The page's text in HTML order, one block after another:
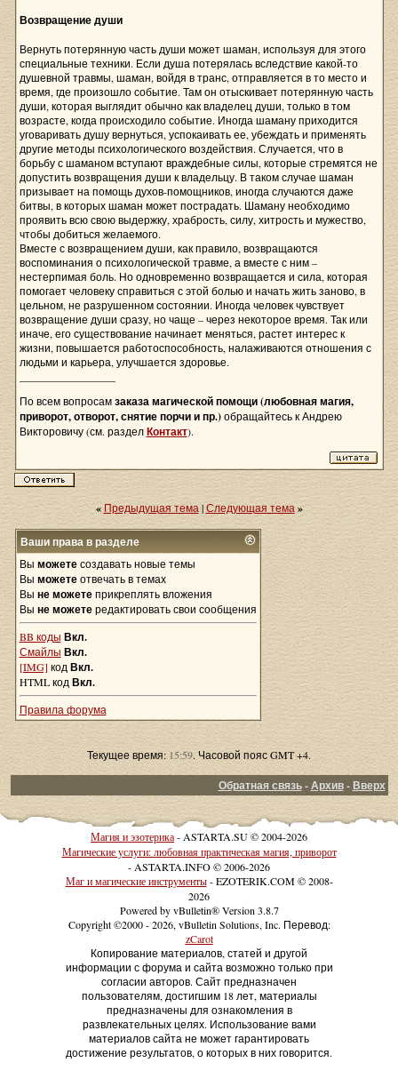
Возвращение души
Вернуть потерянную часть души может шаман, используя для этого
специальные техники. Если душа потерялась вследствие какой-то
душевной травмы, шаман, войдя в транс, отправляется в то место и
время, где произошло событие. Там он отыскивает потерянную часть
души, которая выглядит обычно как владелец души, только в том
возрасте, когда происходило событие. Иногда шаману приходится
уговаривать душу вернуться, успокаивать ее, убеждать и применять
другие методы психологического воздействия. Случается, что в
борьбу с шаманом вступают враждебные силы, которые стремятся не
допустить возвращения души к владельцу. В таком случае шаман
призывает на помощь духов-помощников, иногда случаются даже
битвы, в которых шаман может пострадать. Шаману необходимо
проявить всю свою выдержку, храбрость, силу, хитрость и мужество,
чтобы добиться желаемого.
Вместе с возвращением души, как правило, возвращаются
воспоминания о психологической травме, а вместе с ним –
нестерпимая боль. Но одновременно возвращается и сила, которая
помогает человеку справиться с этой болью и начать жить заново, в
цельном, не разрушенном состоянии. Иногда человек чувствует
возвращение души сразу, но чаще – через некоторое время. Так или
иначе, его существование начинает меняться, растет интерес к
жизни, повышается работоспособность, налаживаются отношения с
людьми и карьера, улучшается здоровье.
По всем вопросамзаказа магической помощи (любовная магия,
приворот, отворот, снятие порчи и пр.)обращайтесь к Андрею
Викторовичу (см. разделКонтакт).
«Предыдущая тема|Следующая тема »
Ваши права в разделе
Вы можетесоздавать новые темы
Вы можетеотвечать в темах
Вы не можетеприкреплять вложения
Вы не можетередактировать свои сообщения
BB коды Вкл.
Смайлы Вкл.
[IMG] код Вкл.
HTML код Вкл.
Правила форума
Текущее время:15:59. Часовой пояс GMT +4.
Обратная связь-Архив-Вверх
Магия и эзотерика- ASTARTA.SU © 2004-2026
Магические услуги: любовная практическая магия, приворот
- ASTARTA.INFO © 2006-2026
Маг и магические инструменты- EZOTERIK.COM © 2008-
2026
Powered by vBulletin® Version 3.8.7
Copyright ©2000 - 2026, vBulletin Solutions, Inc. Перевод:
zCarot
Копирование материалов, статей и другой
информации с форума и сайта возможно только при
согласии авторов. Сайт предназначен
пользователям, достигшим 18 лет, материалы
предназначены для ознакомления в
развлекательных целях. Использование вами
материалов сайта не может гарантировать
достижение результатов, о которых в них говорится.